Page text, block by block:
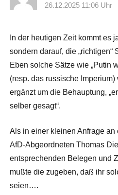
26.12.2025 11:06 Uhr
In der heutigen Zeit kommt es
sondern darauf, die „richtigen“
Eben solche Sätze wie „Putin
(resp. das russische Imperium)
ergänzt um die Behauptung,
selber gesagt“.
Als in einer kleinen Anfrage
AfD-Abgeordneten Thomas
entsprechenden Belegen und
mußte die zugeben, daß ihr
seien….